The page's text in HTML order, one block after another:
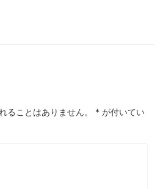
ることはありません。 * が付いてい